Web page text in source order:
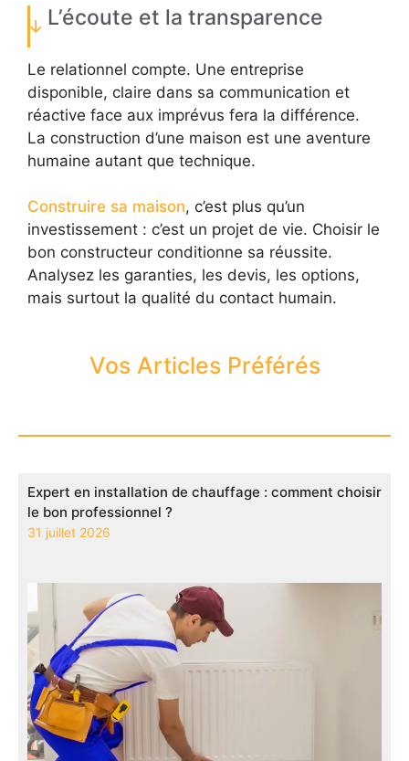
L’écoute et la transparence
Le relationnel compte. Une entreprise
disponible, claire dans sa communication et
réactive face aux imprévus fera la différence.
La construction d’une maison est une aventure
humaine autant que technique.
Construire sa maison, c’est plus qu’un
investissement : c’est un projet de vie. Choisir le
bon constructeur conditionne sa réussite.
Analysez les garanties, les devis, les options,
mais surtout la qualité du contact humain.
Vos Articles Préférés
Expert en installation de chauffage : comment choisir
le bon professionnel ?
31 juillet 2026